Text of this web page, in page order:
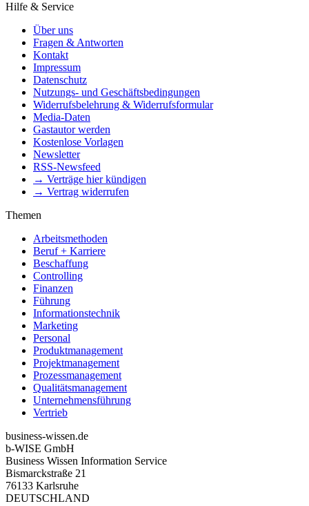
Hilfe & Service
Über uns
Fragen & Antworten
Kontakt
Impressum
Datenschutz
Nutzungs- und Geschäftsbedingungen
Widerrufsbelehrung & Widerrufsformular
Media-Daten
Gastautor werden
Kostenlose Vorlagen
Newsletter
RSS-Newsfeed
→ Verträge hier kündigen
→ Vertrag widerrufen
Themen
Arbeitsmethoden
Beruf + Karriere
Beschaffung
Controlling
Finanzen
Führung
Informationstechnik
Marketing
Personal
Produktmanagement
Projektmanagement
Prozessmanagement
Qualitätsmanagement
Unternehmensführung
Vertrieb
business-wissen.de
b-WISE GmbH
Business Wissen Information Service
Bismarckstraße 21
76133 Karlsruhe
DEUTSCHLAND